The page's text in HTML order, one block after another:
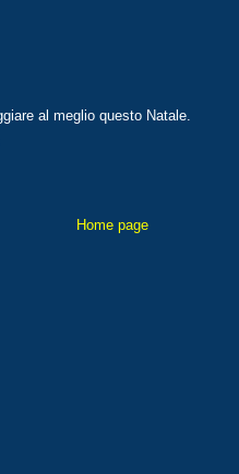
al meglio questo Natale.
Home page